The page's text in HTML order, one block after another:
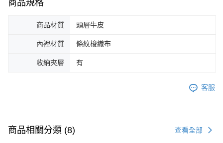
商品規格
商品材質 頭層牛皮
內裡材質 條紋梭織布
收納夾層 有
客服
商品相關分類 (8) 查看全部